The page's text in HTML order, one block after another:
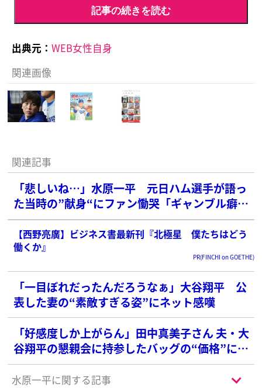
記事の続きを読む
出典元： WEB女性自身
関連画像
関連記事
「悲しいね…」水原一平 元日ハム選手が語っ
た当時の”献身“にファン慟哭「ギャンブル癖さ
えなければ」
【西野亮廣】ビジネス書最新刊『北極星 僕たちはどう
働くか』
PR(FINCHI on GOETHE)
「一目ぼれだったんだろうなぁ」大谷翔平 公
表した妻の“素敵すぎる姿”にネット感嘆
「好感度しか上がらん」田中真美子さん 夫・大
谷翔平の懇親会に持参したバッグの“価格”に
SNS衝撃
水原一平に関する記事